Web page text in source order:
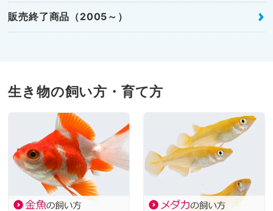
販売終了商品（2005～）
生き物の飼い方・育て方